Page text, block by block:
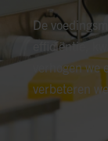
De
efficiëntie,
verhogen
verbeteren